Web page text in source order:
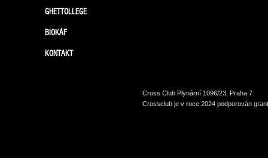
GHETTOLLEGE
BIOKÁF
KONTAKT
Cross Club Plynární 1096/23, Praha 7
Crossclub je v roce 2024 podporován